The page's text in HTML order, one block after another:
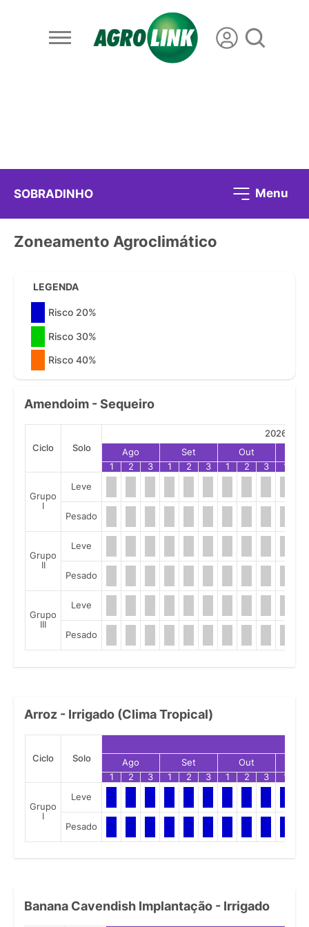
SOBRADINHO Menu
Zoneamento Agroclimático
LEGENDA
Risco 20%
Risco 30%
Risco 40%
Amendoim - Sequeiro
Ciclo Solo
2026
Ago
Set Out
1
2 3 1 2 3 1 2 3 1
Grupo
I
Leve
Pesado
Grupo
II
Leve
Pesado
Grupo
III
Leve
Pesado
Arroz - Irrigado (Clima Tropical)
Ciclo Solo Ago Set Out
1
2 3 1 2 3 1 2 3 1
Grupo
I
Leve
Pesado
Banana Cavendish Implantação - Irrigado